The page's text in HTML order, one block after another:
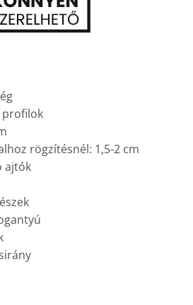
profilok
rögzítésnél: 1,5-2 cm
ajtók